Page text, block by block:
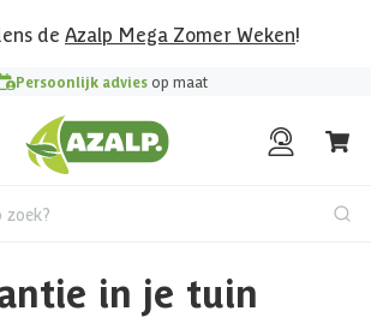
de Azalp Mega Zomer Weken!
zoek?
in je tuin